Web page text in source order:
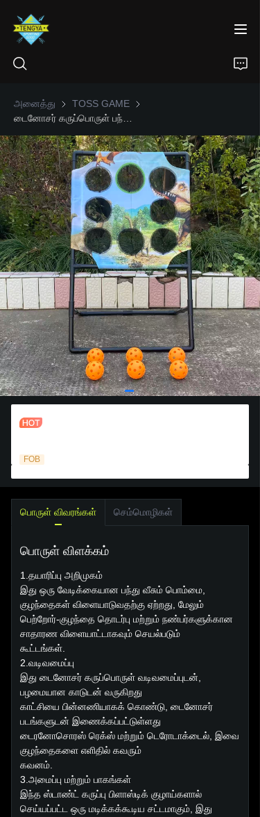
அனைத்து TOSS GAME TOSS GAME
FOB
பொருள் விவரங்கள் செம்மொழிகள்
பொருள் விளக்கம்
1.தயாரிப்பு அறிமுகம்
இது ஒரு வேடிக்கையான பந்து வீசும் பொம்மை,
குழந்தைகள் விளையாடுவதற்கு ஏற்றது, மேலும்
பெற்றோர்-குழந்தை தொடர்பு மற்றும் நண்பர்களுக்கான
சாதாரண விளையாட்டாகவும் செயல்படும்
கூட்டங்கள்.
2.வடிவமைப்பு
இது டைனோசர் கருப்பொருள் வடிவமைப்புடன்,
பழமையான காடுடன் வருகிறது
காட்சியை பின்னணியாகக் கொண்டு, டைனோசர்
படங்களுடன் இணைக்கப்பட்டுள்ளது
டைரனோசொரஸ் ரெக்ஸ் மற்றும் டெரோடாக்டைல், இவை
குழந்தைகளை எளிதில் கவரும்
கவனம்.
3.அமைப்பு மற்றும் பாகங்கள்
இந்த ஸ்டாண்ட் கருப்பு பிளாஸ்டிக் குழாய்களால்
செய்யப்பட்ட ஒரு மடிக்கக்கூடிய சட்டமாகும், இது
வீடு
தயாரிப்புகள்
எங்களைப் பற்றி
செய்திகள்
தொடர்பு